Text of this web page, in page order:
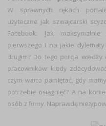
W sprawnych rękach
użyteczne jak szwajcarski
Facebook. Jak
pierwszego i na jakie
drugim? Do tego porcja
pracowników: kiedy
czym warto pamiętać, gdy
potrzebie osiągnięć? A na
osób z firmy. Naprawdę